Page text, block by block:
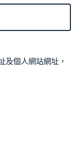
及個人網站網址，